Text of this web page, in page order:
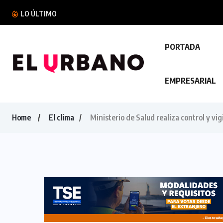
LO ÚLTIMO
PORTADA
EMPRESARIAL
Home El clima Ministerio de Salud realiza control y